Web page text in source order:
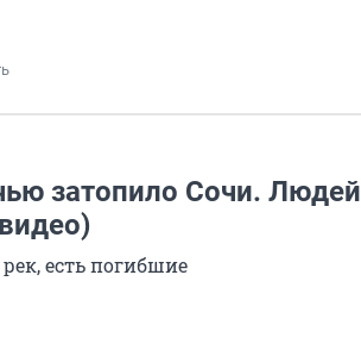
затопило Сочи. Людей
есть погибшие